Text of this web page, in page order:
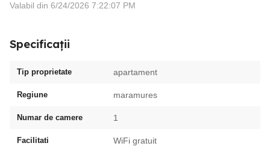
Valabil din 6/24/2026 7:22:07 PM
Specificații
Tip proprietate apartament
Regiune maramures
Numar de camere 1
Facilitati WiFi gratuit